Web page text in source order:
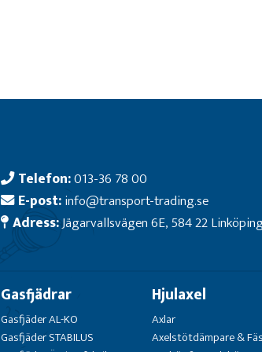
Telefon:013-36 78 00
E-post:info@transport-trading.se
Adress:Jägarvallsvägen 6E, 584 22
Gasfjädrar
Gasfjäder AL-KO
Gasfjäder STABILUS
Hjulaxel
Axlar
Axelstötdämpare &